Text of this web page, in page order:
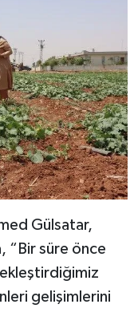
Gülsatar,
“Bir süre önce
gelişimlerini